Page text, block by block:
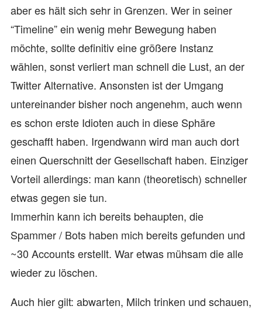
aber es hält sich sehr in Grenzen. Wer in seiner
“Timeline” ein wenig mehr Bewegung haben
möchte, sollte definitiv eine größere Instanz
wählen, sonst verliert man schnell die Lust, an der
Twitter Alternative. Ansonsten ist der Umgang
untereinander bisher noch angenehm, auch wenn
es schon erste Idioten auch in diese Sphäre
geschafft haben. Irgendwann wird man auch dort
einen Querschnitt der Gesellschaft haben. Einziger
Vorteil allerdings: man kann (theoretisch) schneller
etwas gegen sie tun.
Immerhin kann ich bereits behaupten, die
Spammer / Bots haben mich bereits gefunden und
~30 Accounts erstellt. War etwas mühsam die alle
wieder zu löschen.
Auch hier gilt: abwarten, Milch trinken und schauen,